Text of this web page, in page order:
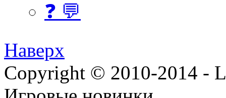
❓ 💬
Наверх
Copyright © 2010-2014 -